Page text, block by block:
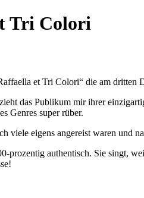
Tri Colori
et Tri Colori“ die am dritten
das Publikum mir ihrer
Genres super rüber.
viele eigens angereist waren und
authentisch. Sie singt,